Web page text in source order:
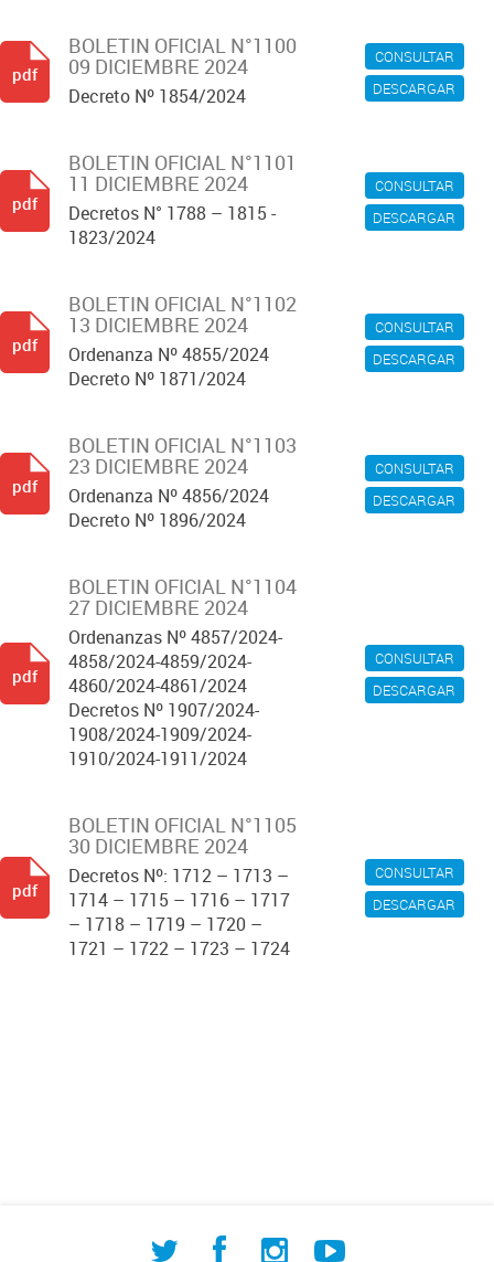
CONSULTAR
DESCARGAR
BOLETIN OFICIAL N°1100
09 DICIEMBRE 2024
Decreto Nº 1854/2024
pdf
CONSULTAR
DESCARGAR
BOLETIN OFICIAL N°1101
11 DICIEMBRE 2024
Decretos N° 1788 – 1815 -
1823/2024
pdf
CONSULTAR
DESCARGAR
BOLETIN OFICIAL N°1102
13 DICIEMBRE 2024
Ordenanza Nº 4855/2024
Decreto Nº 1871/2024
pdf
CONSULTAR
DESCARGAR
BOLETIN OFICIAL N°1103
23 DICIEMBRE 2024
Ordenanza Nº 4856/2024
Decreto Nº 1896/2024
pdf
CONSULTAR
DESCARGAR
BOLETIN OFICIAL N°1104
27 DICIEMBRE 2024
Ordenanzas Nº 4857/2024-
4858/2024-4859/2024-
4860/2024-4861/2024
Decretos Nº 1907/2024-
1908/2024-1909/2024-
1910/2024-1911/2024
pdf
CONSULTAR
DESCARGAR
BOLETIN OFICIAL N°1105
30 DICIEMBRE 2024
Decretos Nº: 1712 – 1713 –
1714 – 1715 – 1716 – 1717
– 1718 – 1719 – 1720 –
1721 – 1722 – 1723 – 1724
pdf